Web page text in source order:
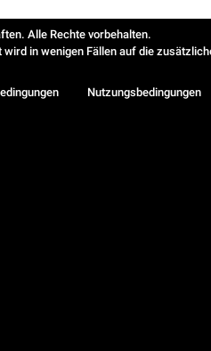
Alle Rechte vorbehalten.
in wenigen Fällen auf die
Nutzungsbedingungen